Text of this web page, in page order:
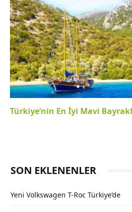
Türkiye’nin En İyi Mavi
SON EKLENENLER
Yeni Volkswagen T-Roc Türkiye’de